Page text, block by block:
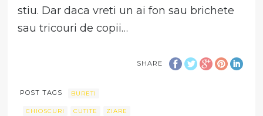
stiu. Dar daca vreti un ai fon sau brichete
sau tricouri de copii…
SHARE
POST TAGS BURETI
CHIOSCURI CUTITE ZIARE